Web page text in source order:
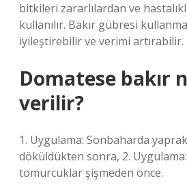
bitkileri zararlılardan ve
kullanılır. Bakır gübresi
iyileştirebilir ve verimi artırabilir.
Domatese bakır
verilir?
1. Uygulama: Sonbaharda
döküldükten sonra, 2.
tomurcuklar şişmeden önce.